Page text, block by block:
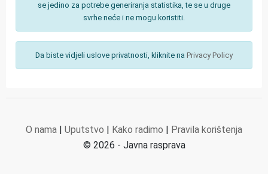
se jedino za potrebe generiranja statistika, te se u druge
svrhe neće i ne mogu koristiti.
Da biste vidjeli uslove privatnosti, kliknite na Privacy Policy
O nama | Uputstvo | Kako radimo | Pravila korištenja
© 2026 - Javna rasprava